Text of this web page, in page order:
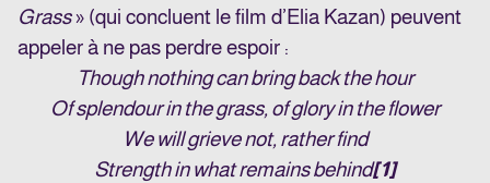
Grass» (qui concluent le film d’Elia Kazan) peuvent
appeler à ne pas perdre espoir :
Though nothing can bring back the hour
Of splendour in the grass, of glory in the flower
We will grieve not, rather find
Strength in what remains behind[1]